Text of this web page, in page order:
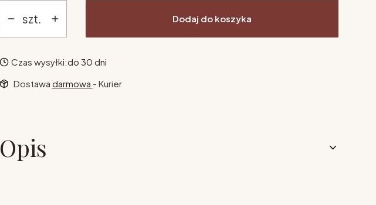
szt. Dodaj do koszyka
Czas wysyłki:do 30 dni
Dostawa darmowa - Kurier
Opis